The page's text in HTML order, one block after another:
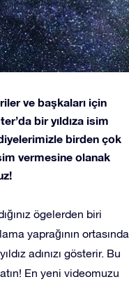
ve başkaları için
bir yıldıza isim
birden çok
vermesine olanak
ögelerden biri
yaprağının ortasında
adınızı gösterir. Bu
En yeni videomuzu